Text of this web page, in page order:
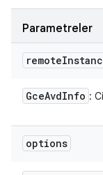
Parametreler
remote
GceAvdInfo :
options